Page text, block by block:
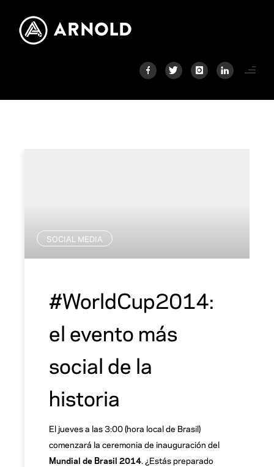
SOCIAL MEDIA
#WorldCup2014:
el evento más
social de la
historia
El jueves a las 3:00 (hora local de Brasil)
comenzará la ceremonia de inauguración del
Mundial de Brasil 2014 . ¿Estás preparado